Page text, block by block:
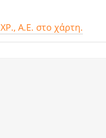
ΧΡ., Α.Ε. στο χάρτη.